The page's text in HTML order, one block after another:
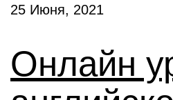
25 Июня, 2021
Онлайн